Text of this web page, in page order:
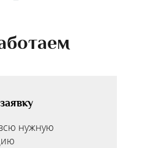
нужную